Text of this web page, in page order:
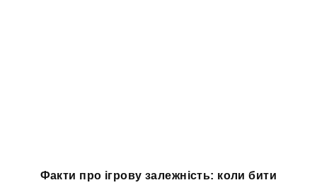
Факти про ігрову залежність: коли бити